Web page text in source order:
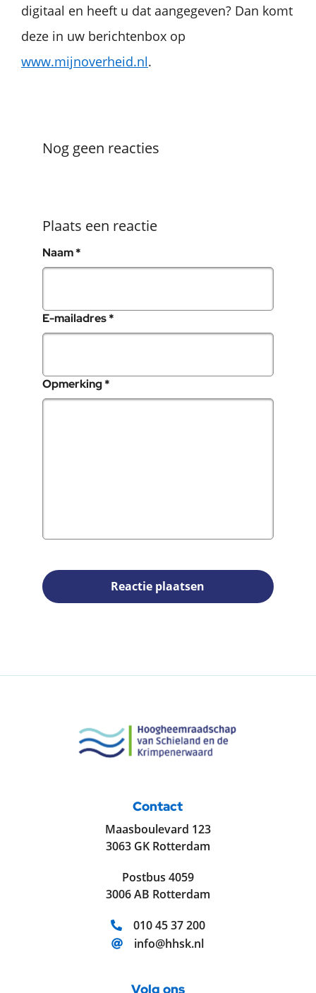
digitaal en heeft u dat aangegeven? Dan komt
deze in uw berichtenbox op
www.mijnoverheid.nl.
Nog geen reacties
Plaats een reactie
Naam*
E-mailadres*
Opmerking*
Reactie plaatsen
Contact
Maasboulevard 123
3063 GK Rotterdam
Postbus 4059
3006 AB Rotterdam
Telefoonnummer:
010 45 37 200
E-mailadres:
info@hhsk.nl
Volg ons